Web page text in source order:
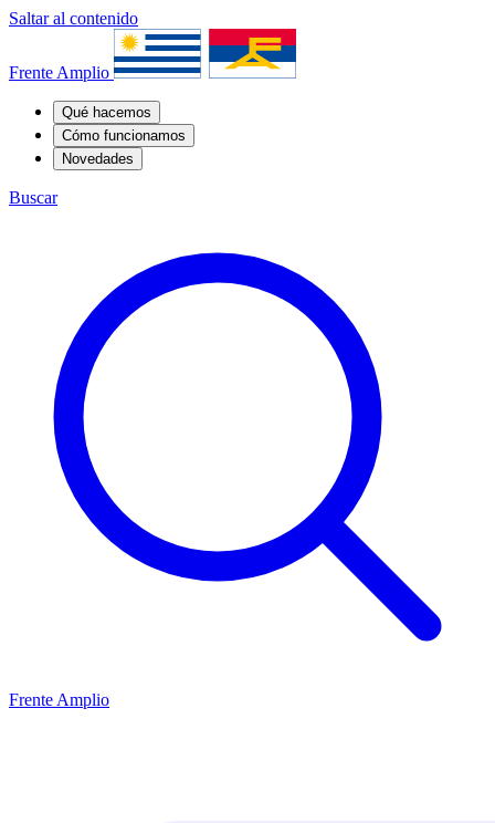
Saltar al contenido
Frente Amplio
Qué hacemos
Cómo funcionamos
Novedades
Buscar
Frente Amplio